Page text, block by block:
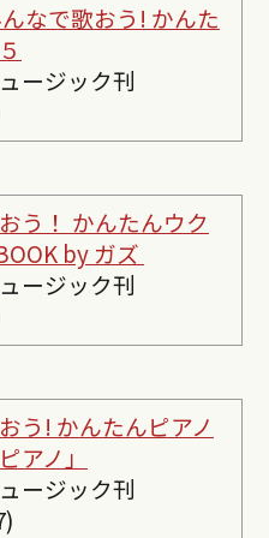
んなで歌おう! かんた
ージック刊
う！ かんたんウク
by ガズ
ージック刊
う! かんたんピアノ
アノ」
ージック刊